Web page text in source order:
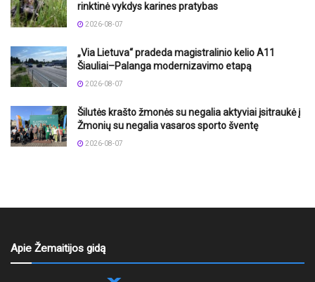
rinktinė vykdys karines pratybas
2026-08-07
„Via Lietuva“ pradeda magistralinio kelio A11
Šiauliai–Palanga modernizavimo etapą
2026-08-07
Šilutės krašto žmonės su negalia aktyviai įsitraukė į
Žmonių su negalia vasaros sporto šventę
2026-08-07
Apie Žemaitijos gidą